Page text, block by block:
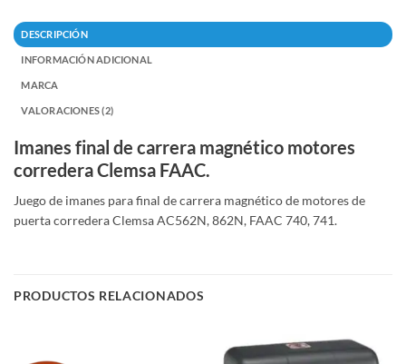
DESCRIPCIÓN
INFORMACIÓN ADICIONAL
MARCA
VALORACIONES (2)
Imanes final de carrera magnético motores
corredera Clemsa FAAC.
Juego de imanes para final de carrera magnético de motores de
puerta corredera Clemsa AC562N, 862N, FAAC 740, 741.
PRODUCTOS RELACIONADOS